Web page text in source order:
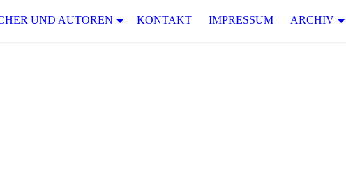
UND AUTOREN KONTAKT IMPRESSUM ARCHIV